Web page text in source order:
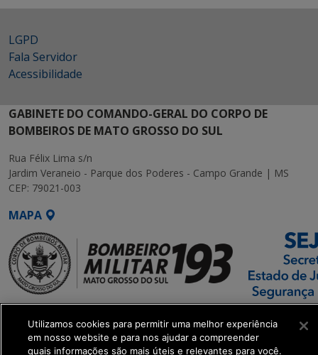
LGPD
Fala Servidor
Acessibilidade
GABINETE DO COMANDO-GERAL DO CORPO DE
BOMBEIROS DE MATO GROSSO DO SUL
Rua Félix Lima s/n
Jardim Veraneio - Parque dos Poderes - Campo Grande | MS
CEP: 79021-003
MAPA
SETDIG | Secretaria-
Executiva de
Transformação Digital
Utilizamos cookies para permitir uma melhor experiência
em nosso website e para nos ajudar a compreender
quais informações são mais úteis e relevantes para você.